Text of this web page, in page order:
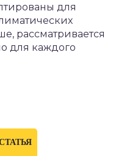
для
рассматривается
для каждого